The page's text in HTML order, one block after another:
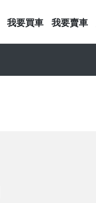
我要買車 我要賣車